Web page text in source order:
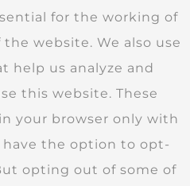
for the working of
website. We also use
help us analyze and
this website. These
your browser only with
have the option to opt-
opting out of some of